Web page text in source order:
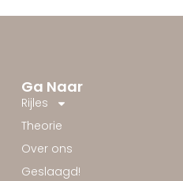
Ga Naar
Rijles
Theorie
Over ons
Geslaagd!